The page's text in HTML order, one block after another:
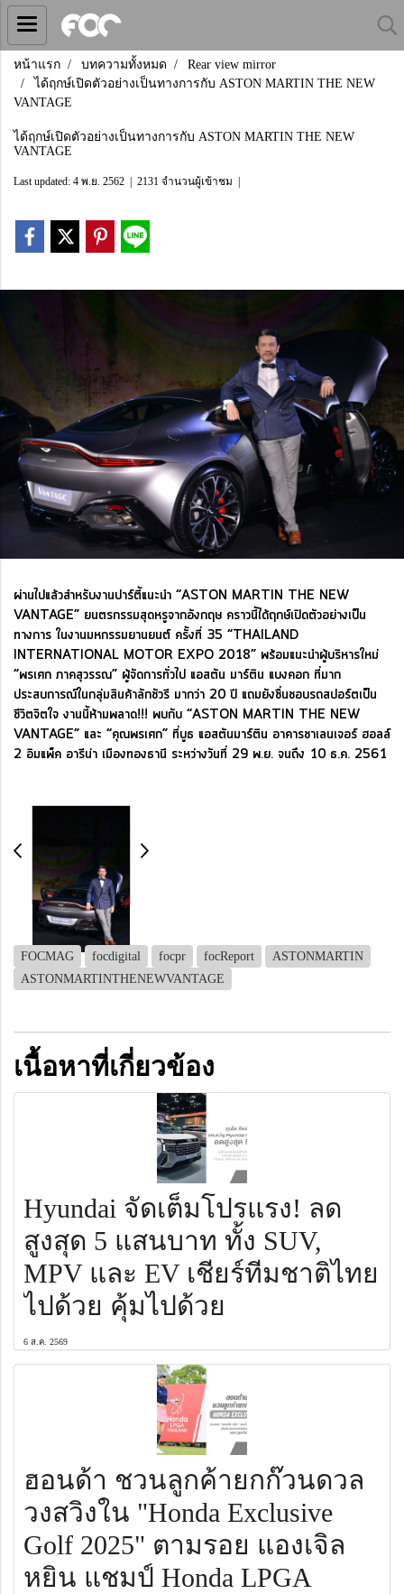
หน้าแรก บทความทั้งหมด
Rear view mirror
ได้ฤกษ์เปิดตัวอย่างเป็นทางการกับ ASTON MARTIN THE NEW
VANTAGE
ได้ฤกษ์เปิดตัวอย่างเป็นทางการกับ ASTON MARTIN THE NEW
VANTAGE
Last updated: 4 พ.ย. 2562 2131 จำนวนผู้เข้าชม
ผ่านไปแล้วสำหรับงานปาร์ตี้แนะนำ “ASTON MARTIN THE NEW
VANTAGE” ยนตรกรรมสุดหรูจากอังกฤษ คราวนี้ได้ฤกษ์เปิดตัวอย่างเป็น
ทางการ ในงานมหกรรมยานยนต์ ครั้งที่ 35 “THAILAND
INTERNATIONAL MOTOR EXPO 2018” พร้อมแนะนำผู้บริหารใหม่
“พรเศก ภาคสุวรรณ” ผู้จัดการทั่วไป แอสตัน มาร์ติน แบงคอก ที่มาก
ประสบการณ์ในกลุ่มสินค้าลักชัวรี มากว่า 20 ปี แถมยังชื่นชอบรถสปอร์ตเป็น
ชีวิตจิตใจ งานนี้ห้ามพลาด!!! พบกับ “ASTON MARTIN THE NEW
VANTAGE” และ “คุณพรเศก” ที่บูธ แอสตันมาร์ติน อาคารชาเลนเจอร์ ฮอลล์
2 อิมแพ็ค อารีน่า เมืองทองธานี ระหว่างวันที่ 29 พ.ย. จนถึง 10 ธ.ค. 2561
FOCMAG focdigital focpr focReport
ASTONMARTIN
ASTONMARTINTHENEWVANTAGE
เนื้อหาที่เกี่ยวข้อง
Hyundai จัดเต็มโปรแรง! ลด
สูงสุด 5 แสนบาท ทั้ง SUV,
MPV และ EV เชียร์ทีมชาติไทย
ไปด้วย คุ้มไปด้วย
6 ส.ค. 2569
ฮอนด้า ชวนลูกค้ายกก๊วนดวล
วงสวิงใน "Honda Exclusive
Golf 2025" ตามรอย แองเจิล
หยิน แชมป์ Honda LPGA